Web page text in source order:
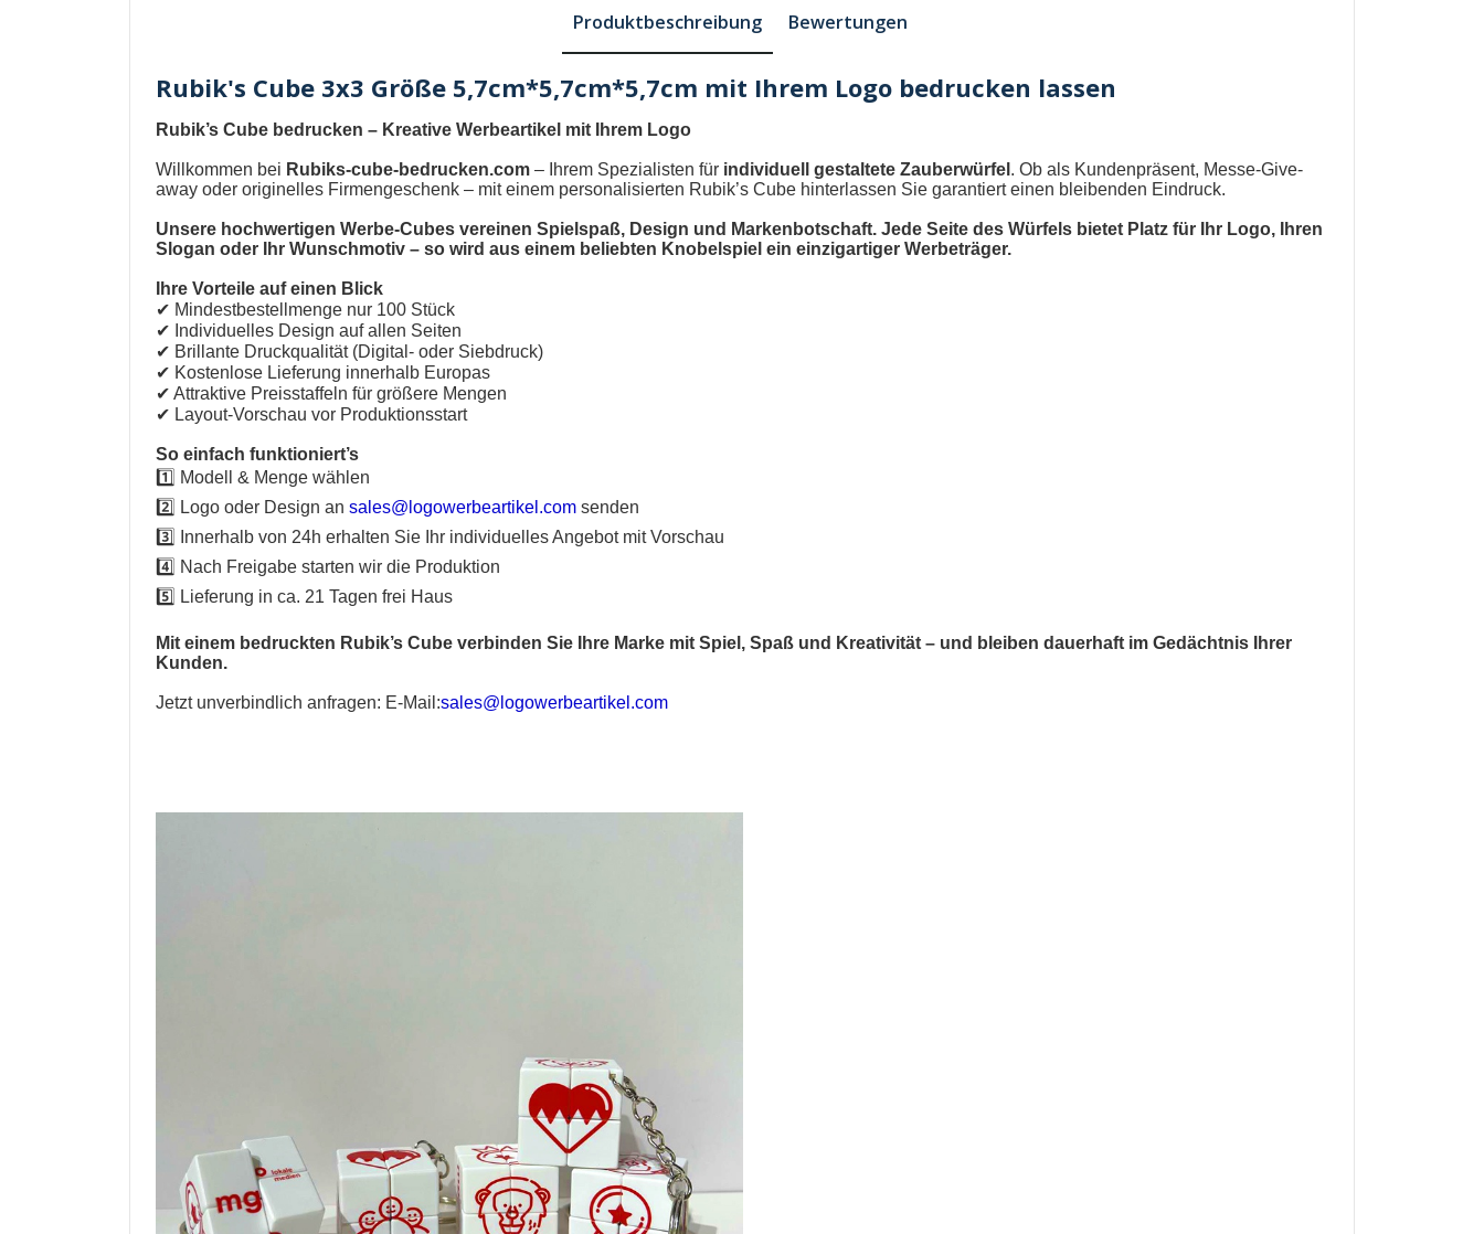
Produktbeschreibung Bewertungen
Rubik's Cube 3x3 Größe 5,7cm*5,7cm*5,7cm mit Ihrem Logo bedrucken lassen
Rubik’s Cube bedrucken – Kreative Werbeartikel mit Ihrem Logo
Willkommen bei Rubiks-cube-bedrucken.com – Ihrem Spezialisten für individuell gestaltete Zauberwürfel . Ob als Kundenpräsent, Messe-Give-
away oder originelles Firmengeschenk – mit einem personalisierten Rubik’s Cube hinterlassen Sie garantiert einen bleibenden Eindruck.
Unsere hochwertigen Werbe-Cubes vereinen Spielspaß, Design und Markenbotschaft. Jede Seite des Würfels bietet Platz für Ihr Logo, Ihren
Slogan oder Ihr Wunschmotiv – so wird aus einem beliebten Knobelspiel ein einzigartiger Werbeträger.
Ihre Vorteile auf einen Blick
✔ Mindestbestellmenge nur 100 Stück
✔ Individuelles Design auf allen Seiten
✔ Brillante Druckqualität (Digital- oder Siebdruck)
✔ Kostenlose Lieferung innerhalb Europas
✔ Attraktive Preisstaffeln für größere Mengen
✔ Layout-Vorschau vor Produktionsstart
So einfach funktioniert’s
1️⃣ Modell & Menge wählen
2️⃣ Logo oder Design ansales@logowerbeartikel.com senden
3️⃣ Innerhalb von 24h erhalten Sie Ihr individuelles Angebot mit Vorschau
4️⃣ Nach Freigabe starten wir die Produktion
5️⃣ Lieferung in ca. 21 Tagen frei Haus
Mit einem bedruckten Rubik’s Cube verbinden Sie Ihre Marke mit Spiel, Spaß und Kreativität – und bleiben dauerhaft im Gedächtnis Ihrer
Kunden.
Jetzt unverbindlich anfragen: E-Mail:sales@logowerbeartikel.com